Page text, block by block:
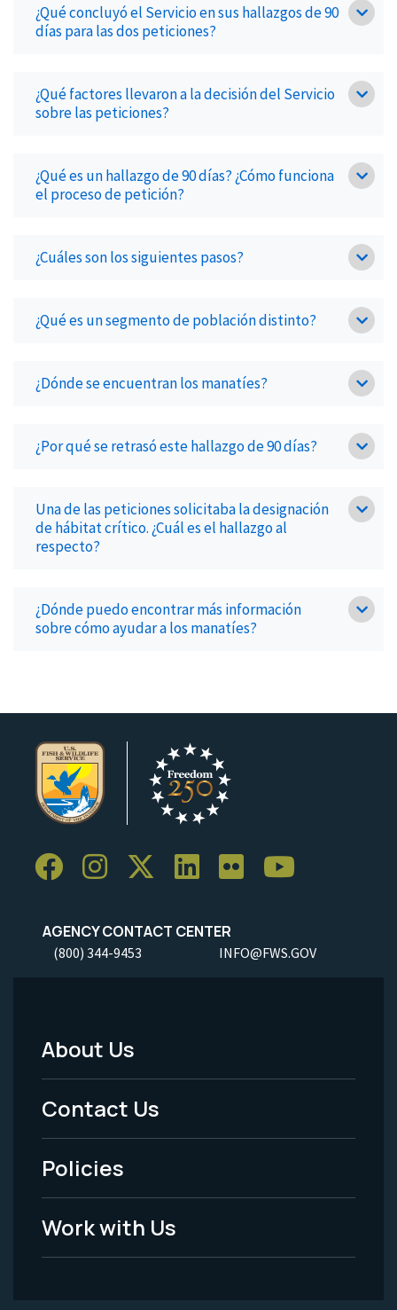
¿Qué concluyó el Servicio en sus hallazgos de 90
días para las dos peticiones?
¿Qué factores llevaron a la decisión del Servicio
sobre las peticiones?
¿Qué es un hallazgo de 90 días? ¿Cómo funciona
el proceso de petición?
¿Cuáles son los siguientes pasos?
¿Qué es un segmento de población distinto?
¿Dónde se encuentran los manatíes?
¿Por qué se retrasó este hallazgo de 90 días?
Una de las peticiones solicitaba la designación
de hábitat crítico. ¿Cuál es el hallazgo al
respecto?
¿Dónde puedo encontrar más información
sobre cómo ayudar a los manatíes?
AGENCY CONTACT CENTER
(800) 344-9453 INFO@FWS.GOV
Footer
Menu
-
Legal
About Us
Contact Us
Policies
Work with Us